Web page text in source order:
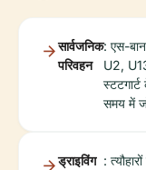
सार्वजनिक
परिवहन
: एस-
U2,
समय में
ड्राइविंग :